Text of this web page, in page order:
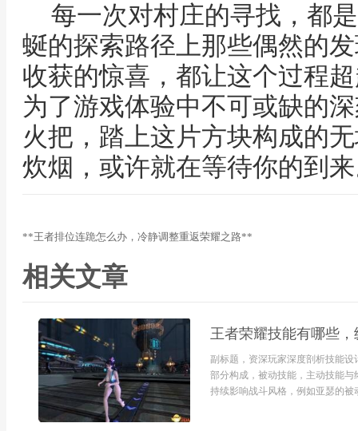
每一次对村庄的寻找，都
蜒的探索路径上那些偶然的
收获的惊喜，都让这个过程
为了游戏体验中不可或缺的
火把，踏上这片方块构成的
炊烟，或许就在等待你的到
**王者排位连跪怎么办，冷静调整重返荣耀之路**
相关文章
王者荣耀技能有哪些
副标题，资深玩家深度剖析技能
部分构成，被动技能，主动技能
持续影响战斗风格，例如亚瑟的被